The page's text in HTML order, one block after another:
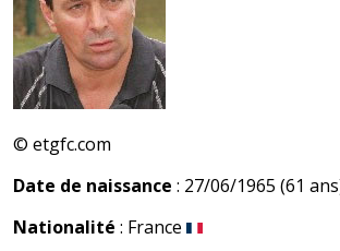
© etgfc.com
Date de naissance : 27/06/1965 (61
Nationalité : France